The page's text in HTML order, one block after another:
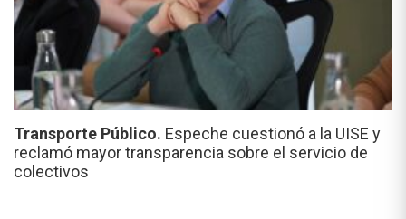
Transporte Público. Espeche cuestionó a la UISE y
reclamó mayor transparencia sobre el servicio de
colectivos